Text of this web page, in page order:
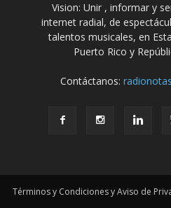
Vision: Unir , informar y
internet radial, de
talentos musicales, en
Puerto Rico y
Contáctanos:
Términos y Condiciones y Aviso de